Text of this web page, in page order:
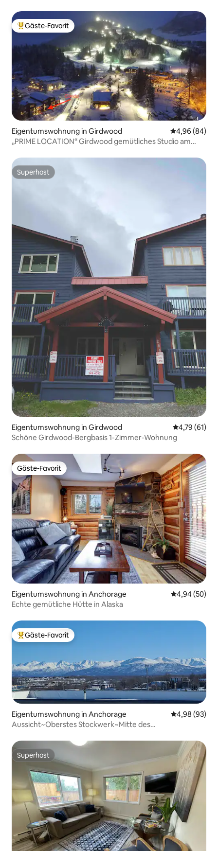
Beliebter Gäste-Favorit.
Gäste-Favorit
Eigentumswohnung in Girdwood
4,96 (84)
„PRIME LOCATION“ Girdwood gemütliches Studio am
Superhost
Superhost
Eigentumswohnung in Girdwood
4,79 (61)
Schöne Girdwood-Bergbasis 1-Zimmer-Wohnung
Gäste-Favorit
Gäste-Favorit
Eigentumswohnung in Anchorage
4,94 (50)
Echte gemütliche Hütte in Alaska
Beliebter Gäste-Favorit.
Gäste-Favorit
Eigentumswohnung in Anchorage
4,98 (93)
Aussicht~Oberstes Stockwerk~Mitte des
Superhost
Superhost